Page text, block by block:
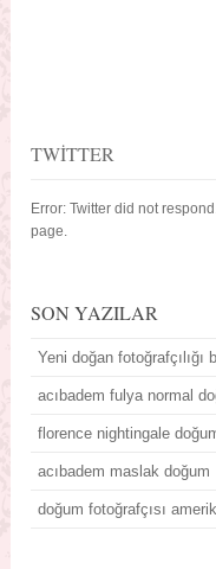
TWITTER
Error: Twitter did not
page.
SON YAZILAR
Yeni doğan fotoğrafçılığı
acıbadem fulya normal
florence nightingale
acıbadem maslak doğum
doğum fotoğrafçısı